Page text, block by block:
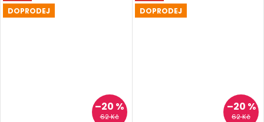
DOPRODEJ
62 Kč
–20 %
DOPRODEJ
62 Kč
–20 %